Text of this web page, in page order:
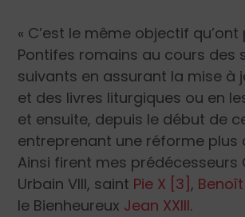
« C’est le même objectif
Pontifes romains au cours des
suivants en assurant la mise à
et des livres liturgiques ou en
et ensuite, depuis le début de
entreprenant une réforme plus
Ainsi firent mes prédécesseurs
Urbain VIII, saint Pie X [3] ,
le Bienheureux Jean XXIII.